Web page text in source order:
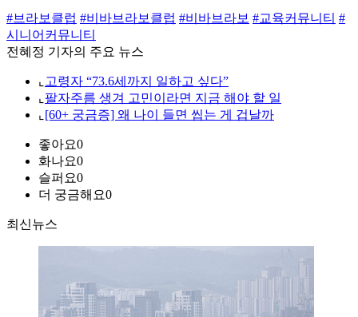
#브라보클럽 #비바브라보클럽 #비바브라보 #교육커뮤니티 #
시니어커뮤니티
전혜정 기자의 주요 뉴스
⌞ 고령자 “73.6세까지 일하고 싶다”
⌞ 팔자주름 생겨 고민이라면 지금 해야 할 일
⌞ [60+ 궁금증] 왜 나이 들면 씹는 게 겁날까
좋아요0
화나요0
슬퍼요0
더 궁금해요0
최신뉴스